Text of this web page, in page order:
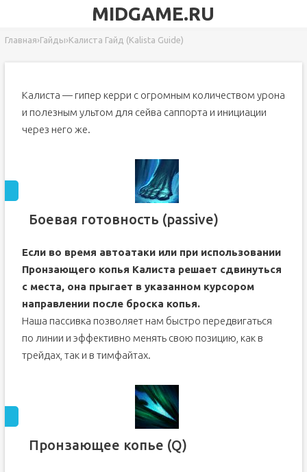
MIDGAME.RU
Главная›Гайды›Калиста Гайд (Kalista Guide)
Калиста — гипер керри с огромным количеством урона
и полезным ультом для сейва саппорта и инициации
через него же.
Боевая готовность (passive)
Если во время автоатаки или при использовании
Пронзающего копья Калиста решает сдвинуться
с места, она прыгает в указанном курсором
направлении после броска копья.
Наша пассивка позволяет нам быстро передвигаться
по линии и эффективно менять свою позицию, как в
трейдах, так и в тимфайтах.
Пронзающее копье (Q)